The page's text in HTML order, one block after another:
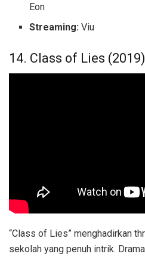
Eon
Streaming: Viu
14. Class of Lies (2019)
“Class of Lies” menghadirkan
sekolah yang penuh intrik.